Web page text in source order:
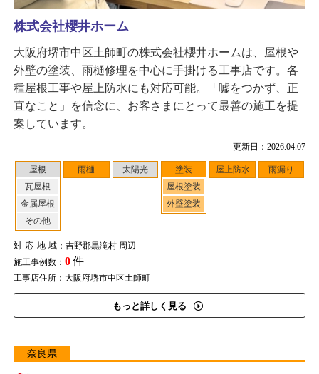
更新日：2026.04.07
屋根
瓦屋根
金属屋根
その他
雨樋 太陽光
塗装
屋根塗装
外壁塗装
屋上防水 雨漏り
対応地域：吉野郡黒滝村 周辺
施工事例数： 0件
工事店住所：大阪府堺市中区土師町
もっと詳しく見る
株式会社櫻井ホーム
大阪府堺市中区土師町の株式会社櫻井ホームは、屋根や
外壁の塗装、雨樋修理を中心に手掛ける工事店です。各
種屋根工事や屋上防水にも対応可能。「嘘をつかず、正
直なこと」を信念に、お客さまにとって最善の施工を提
案しています。
奈良県